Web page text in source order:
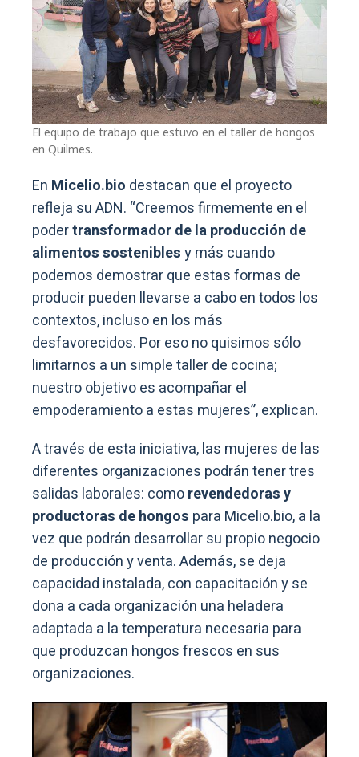
El equipo de trabajo que estuvo en el taller de hongos
en Quilmes.
En Micelio.bio destacan que el proyecto
refleja su ADN. “Creemos firmemente en el
podertransformador de la producción de
alimentos sosteniblesy más cuando
podemos demostrar que estas formas de
producir pueden llevarse a cabo en todos los
contextos, incluso en los más
desfavorecidos. Por eso no quisimos sólo
limitarnos a un simple taller de cocina;
nuestro objetivo es acompañar el
empoderamiento a estas mujeres”, explican.
A través de esta iniciativa, las mujeres de las
diferentes organizaciones podrán tener tres
salidas laborales: comorevendedoras y
productoras de hongos para Micelio.bio, a la
vez que podrán desarrollar su propio negocio
de producción y venta. Además, se deja
capacidad instalada, con capacitación y se
dona a cada organización una heladera
adaptada a la temperatura necesaria para
que produzcan hongos frescos en sus
organizaciones.